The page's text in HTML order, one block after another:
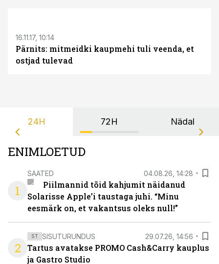
16.11.17, 10:14
Pärnits: mitmeidki kaupmehi tuli veenda, et
ostjad tulevad
24H 72H Nädal
ENIMLOETUD
1
SAATED 04.08.26, 14:28
Piilmannid tõid kahjumit näidanud
Solarisse Apple’i taustaga juhi. “Minu
eesmärk on, et vakantsus oleks null!”
2
ST SISUTURUNDUS 29.07.26, 14:56
Tartus avatakse PROMO Cash&Carry kauplus
ja Gastro Studio